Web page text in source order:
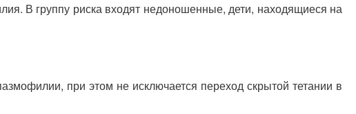
В группу риска входят недоношенные, дети, находящиеся на
при этом не исключается переход скрытой тетании в